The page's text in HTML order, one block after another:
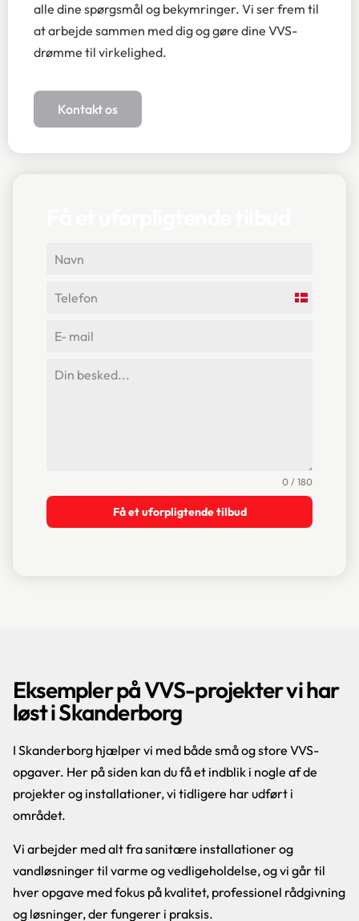
alle dine spørgsmål og bekymringer. Vi ser frem til
at arbejde sammen med dig og gøre dine VVS-
drømme til virkelighed.
Kontakt os
Denmark
0 / 180
Få et uforpligtende tilbud
Eksempler på VVS-projekter vi har
løst i Skanderborg
I Skanderborg hjælper vi med både små og store VVS-
opgaver. Her på siden kan du få et indblik i nogle af de
projekter og installationer, vi tidligere har udført i
området.
Vi arbejder med alt fra sanitære installationer og
vandløsninger til varme og vedligeholdelse, og vi går til
hver opgave med fokus på kvalitet, professionel rådgivning
og løsninger, der fungerer i praksis.